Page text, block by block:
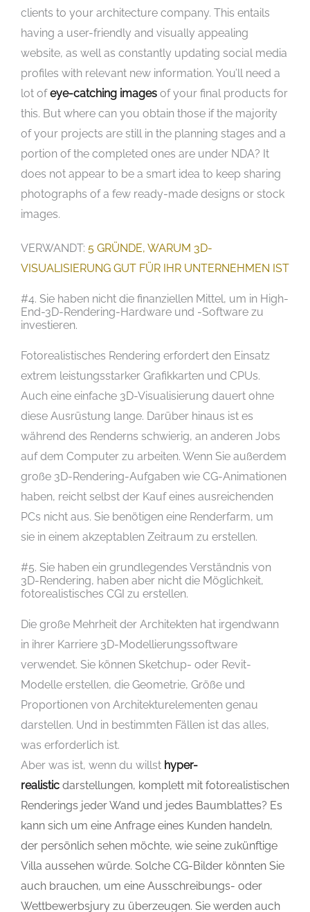
clients to your architecture company. This entails
having a user-friendly and visually appealing
website, as well as constantly updating social media
profiles with relevant new information. You’ll need a
lot ofeye-catching images of your final products for
this. But where can you obtain those if the majority
of your projects are still in the planning stages and a
portion of the completed ones are under NDA? It
does not appear to be a smart idea to keep sharing
photographs of a few ready-made designs or stock
images.
VERWANDT: 5 GRÜNDE, WARUM 3D-
VISUALISIERUNG GUT FÜR IHR UNTERNEHMEN IST
#4. Sie haben nicht die finanziellen Mittel, um in High-
End-3D-Rendering-Hardware und -Software zu
investieren.
Fotorealistisches Rendering erfordert den Einsatz
extrem leistungsstarker Grafikkarten und CPUs.
Auch eine einfache 3D-Visualisierung dauert ohne
diese Ausrüstung lange. Darüber hinaus ist es
während des Renderns schwierig, an anderen Jobs
auf dem Computer zu arbeiten. Wenn Sie außerdem
große 3D-Rendering-Aufgaben wie CG-Animationen
haben, reicht selbst der Kauf eines ausreichenden
PCs nicht aus. Sie benötigen eine Renderfarm, um
sie in einem akzeptablen Zeitraum zu erstellen.
#5. Sie haben ein grundlegendes Verständnis von
3D-Rendering, haben aber nicht die Möglichkeit,
fotorealistisches CGI zu erstellen.
Die große Mehrheit der Architekten hat irgendwann
in ihrer Karriere 3D-Modellierungssoftware
verwendet. Sie können Sketchup- oder Revit-
Modelle erstellen, die Geometrie, Größe und
Proportionen von Architekturelementen genau
darstellen. Und in bestimmten Fällen ist das alles,
was erforderlich ist.
Aber was ist, wenn du willst hyper-
realistic darstellungen, komplett mit fotorealistischen
Renderings jeder Wand und jedes Baumblattes? Es
kann sich um eine Anfrage eines Kunden handeln,
der persönlich sehen möchte, wie seine zukünftige
Villa aussehen würde. Solche CG-Bilder könnten Sie
auch brauchen, um eine Ausschreibungs- oder
Wettbewerbsjury zu überzeugen. Sie werden auch